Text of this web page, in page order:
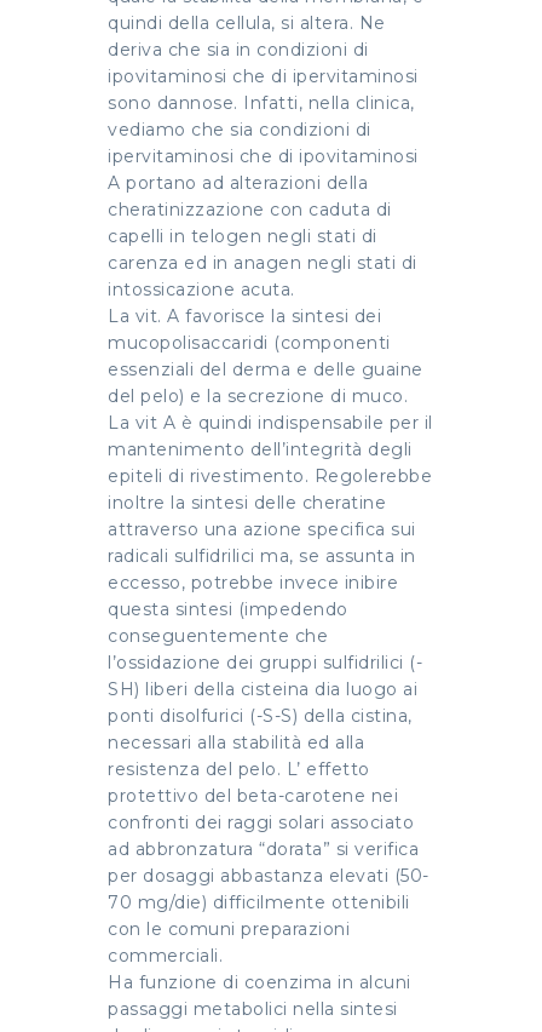
quindi della cellula, si altera. Ne
deriva che sia in condizioni di
ipovitaminosi che di ipervitaminosi
sono dannose. Infatti, nella clinica,
vediamo che sia condizioni di
ipervitaminosi che di ipovitaminosi
A portano ad alterazioni della
cheratinizzazione con caduta di
capelli in telogen negli stati di
carenza ed in anagen negli stati di
intossicazione acuta.
La vit. A favorisce la sintesi dei
mucopolisaccaridi (componenti
essenziali del derma e delle guaine
del pelo) e la secrezione di muco.
La vit A è quindi indispensabile per il
mantenimento dell’integrità degli
epiteli di rivestimento. Regolerebbe
inoltre la sintesi delle cheratine
attraverso una azione specifica sui
radicali sulfidrilici ma, se assunta in
eccesso, potrebbe invece inibire
questa sintesi (impedendo
conseguentemente che
l’ossidazione dei gruppi sulfidrilici (-
SH) liberi della cisteina dia luogo ai
ponti disolfurici (-S-S) della cistina,
necessari alla stabilità ed alla
resistenza del pelo. L’ effetto
protettivo del beta-carotene nei
confronti dei raggi solari associato
ad abbronzatura “dorata” si verifica
per dosaggi abbastanza elevati (50-
70 mg/die) difficilmente ottenibili
con le comuni preparazioni
commerciali.
Ha funzione di coenzima in alcuni
passaggi metabolici nella sintesi